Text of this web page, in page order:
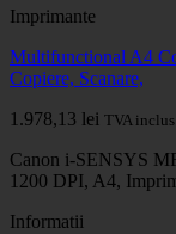
Imprimante
Multifunctional A4
Copiere, Scanare,
1.978,13 lei TVA inclus.
Canon i-SENSYS
1200 DPI, A4,
Informatii